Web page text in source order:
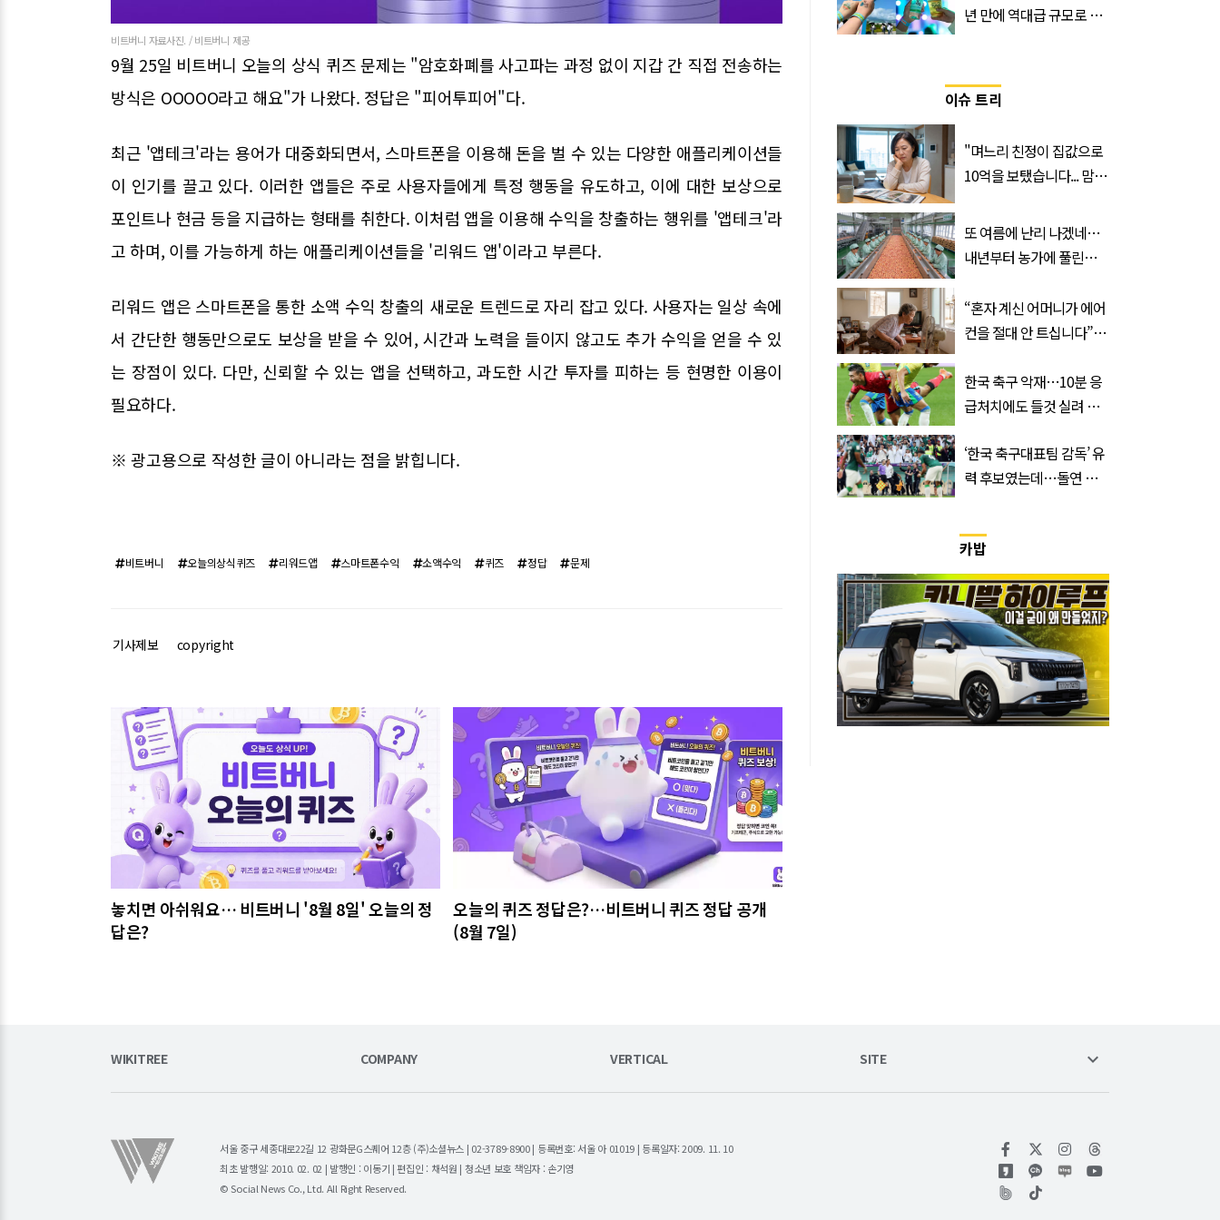
비트버니 자료사진. / 비트버니 제공
9월 25일 비트버니 오늘의 상식 퀴즈 문제는 "암호화폐를 사고파는 과정 없이 지갑 간 직접 전송하는
방식은 OOOOO라고 해요"가 나왔다. 정답은 "피어투피어"다.
최근 '앱테크'라는 용어가 대중화되면서, 스마트폰을 이용해 돈을 벌 수 있는 다양한 애플리케이션들
이 인기를 끌고 있다. 이러한 앱들은 주로 사용자들에게 특정 행동을 유도하고, 이에 대한 보상으로
포인트나 현금 등을 지급하는 형태를 취한다. 이처럼 앱을 이용해 수익을 창출하는 행위를 '앱테크'라
고 하며, 이를 가능하게 하는 애플리케이션들을 '리워드 앱'이라고 부른다.
리워드 앱은 스마트폰을 통한 소액 수익 창출의 새로운 트렌드로 자리 잡고 있다. 사용자는 일상 속에
서 간단한 행동만으로도 보상을 받을 수 있어, 시간과 노력을 들이지 않고도 추가 수익을 얻을 수 있
는 장점이 있다. 다만, 신뢰할 수 있는 앱을 선택하고, 과도한 시간 투자를 피하는 등 현명한 이용이
필요하다.
※ 광고용으로 작성한 글이 아니라는 점을 밝힙니다.
비트버니 오늘의상식퀴즈 리워드앱 스마트폰수익 소액수익 퀴즈 정답 문제
기사제보 copyright
관련기사
놓치면 아쉬워요… 비트버니 '8월 8일' 오늘의 정
답은?
오늘의 퀴즈 정답은?…비트버니 퀴즈 정답 공개
(8월 7일)
년 만에 역대급 규모로 돌
이슈 트리
"며느리 친정이 집값으로
10억을 보탰습니다... 맘이
또 여름에 난리 나겠네…
내년부터 농가에 풀린다는
“혼자 계신 어머니가 에어
컨을 절대 안 트십니다”…
한국 축구 악재…10분 응
급처치에도 들것 실려 이
‘한국 축구대표팀 감독’ 유
력 후보였는데…돌연 코
카밥
keyboard_arrow_down
WIKITREE COMPANY VERTICAL SITE
서울 중구 세종대로22길 12 광화문G스퀘어 12층 (주)소셜뉴스 | 02-3789-8900 | 등록번호: 서울 아 01019 | 등록일자: 2009. 11. 10
최초 발행일: 2010. 02. 02 | 발행인 : 이동기 | 편집인 : 채석원 | 청소년 보호 책임자 : 손기영
© Social News Co., Ltd. All Right Reserved.
위키트리 페이스북위키트리 인스타그램
위키트리 유튜브
위키트리 틱톡